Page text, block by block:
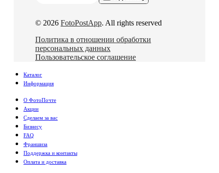
© 2026 FotoPostApp. All rights reserved
Политика в отношении обработки
персональных данных
Пользовательское соглашение
Каталог
Информация
О ФотоПочте
Акции
Сделаем за вас
Бизнесу
FAQ
Франшиза
Поддержка и контакты
Оплата и доставка